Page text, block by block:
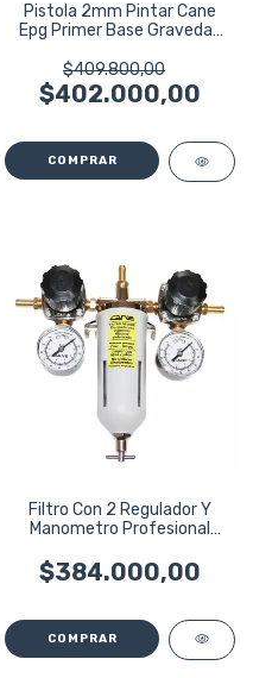
Pistola 2mm Pintar Cane
Epg Primer Base Gravedad
$409.800,00
$402.000,00
Filtro Con 2 Regulador Y
Manometro Profesional
$384.000,00